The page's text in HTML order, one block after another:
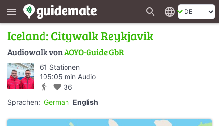
menu search language
Iceland: Citywalk Reykjavik
Audiowalk vonAOYO-Guide GbR
61 Stationen
105:05 min Audio
directions_walk favorite 36
Sprachen: German English